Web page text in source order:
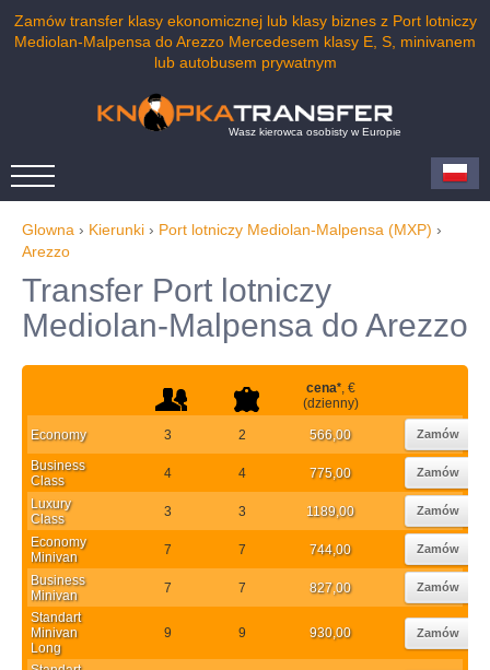
Zamów transfer klasy ekonomicznej lub klasy biznes z Port lotniczy
Mediolan-Malpensa do Arezzo Mercedesem klasy E, S, minivanem
lub autobusem prywatnym
Wasz kierowca osobisty w Europie
Glowna › Kierunki › Port lotniczy Mediolan-Malpensa (MXP) ›
Arezzo
Transfer Port lotniczy
Mediolan-Malpensa do Arezzo
cena*, €
(dzienny)
Economy 3 2 566,00 Zamów
Business
Class
4 4 775,00 Zamów
Luxury
Class
3 3 1189,00 Zamów
Economy
Minivan
7 7 744,00 Zamów
Business
Minivan
7 7 827,00 Zamów
Standart
Minivan
Long
9 9 930,00 Zamów